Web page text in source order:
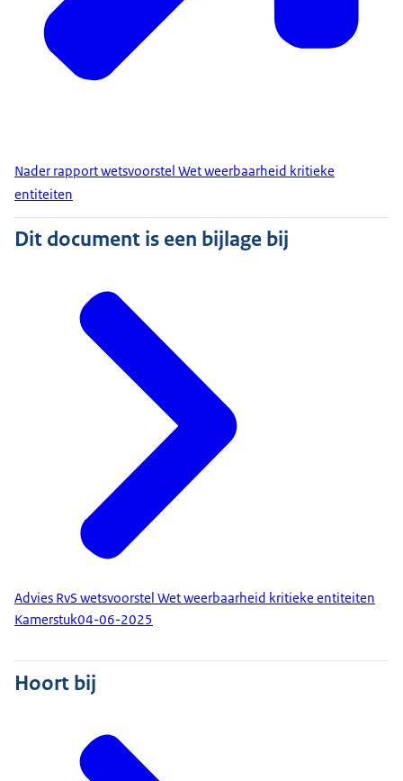
Nader rapport wetsvoorstel Wet weerbaarheid kritieke
entiteiten
Dit document is een bijlage bij
Advies RvS wetsvoorstel Wet weerbaarheid kritieke entiteiten
Kamerstuk04-06-2025
Hoort bij